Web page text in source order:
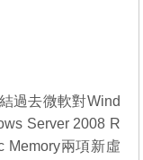
過去微軟對Wind
Server 2008 R
Memory兩項新虛